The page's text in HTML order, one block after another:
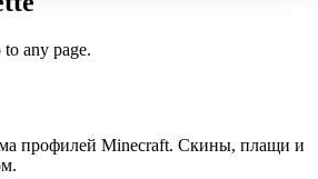
to any page.
профилей Minecraft. Скины, плащи и